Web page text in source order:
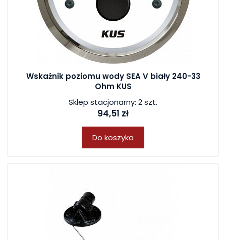
Wskaźnik poziomu wody SEA V biały 240-33
Ohm KUS
Sklep stacjonarny: 2 szt.
94,51 zł
Do koszyka